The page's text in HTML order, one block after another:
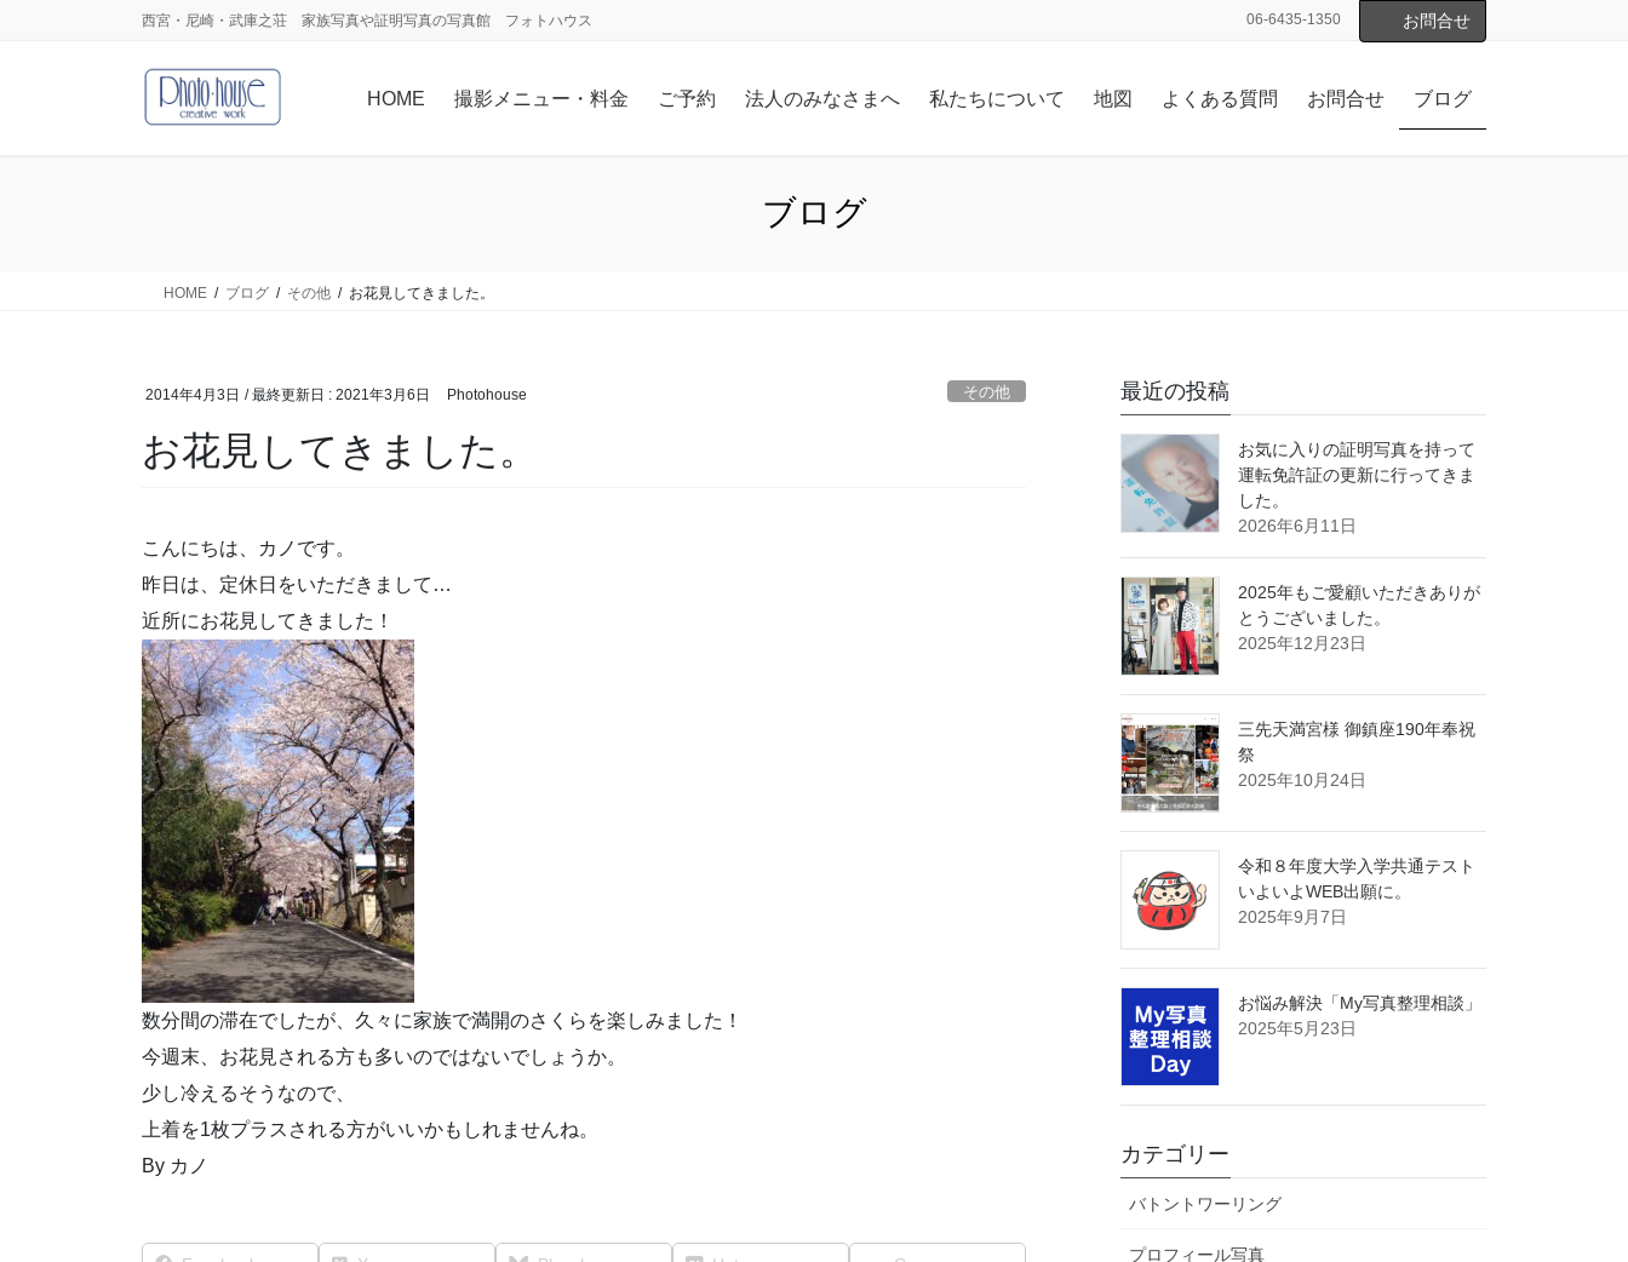
西宮・尼崎・武庫之荘 家族写真や証明写真の写真館 フォトハウス 06-6435-1350 お問合せ
HOME 撮影メニュー・料金 ご予約 法人のみなさまへ 私たちについて 地図 よくある質問 お問合せ ブログ
ブログ
HOME ブログ その他 お花見してきました。
2014年4月3日 / 最終更新日 : 2021年3月6日 Photohouse その他
お花見してきました。
こんにちは、カノです。
昨日は、定休日をいただきまして…
近所にお花見してきました！
数分間の滞在でしたが、久々に家族で満開のさくらを楽しみました！
今週末、お花見される方も多いのではないでしょうか。
少し冷えるそうなので、
上着を1枚プラスされる方がいいかもしれませんね。
By カノ
最近の投稿
お気に入りの証明写真を持って
運転免許証の更新に行ってきま
した。
2026年6月11日
2025年もご愛顧いただきありが
とうございました。
2025年12月23日
三先天満宮様 御鎮座190年奉祝
祭
2025年10月24日
令和８年度大学入学共通テスト
いよいよWEB出願に。
2025年9月7日
お悩み解決「My写真整理相談」
2025年5月23日
カテゴリー
バトントワーリング
プロフィール写真